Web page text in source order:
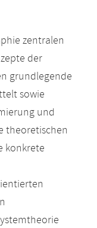
zentralen
der
grundlegende
sowie
und
theoretischen
konkrete